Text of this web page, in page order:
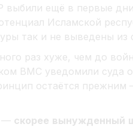
выбили ещё в первые
Исламской
так и не выведены из
раз хуже, чем до
ВМС уведомили суда
остаётся
— скорее вынужденный